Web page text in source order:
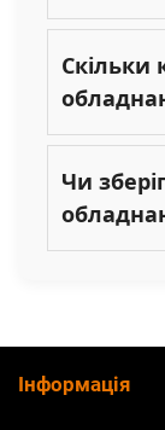
Скільки
Чи
Інформація